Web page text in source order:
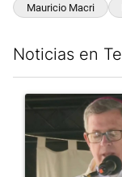
Mauricio Macri
Noticias en
Un artículo de